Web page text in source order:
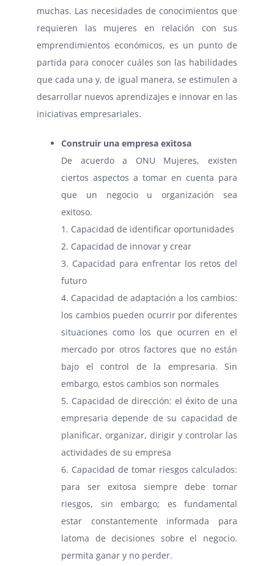
muchas. Las necesidades de conocimientos que
requieren las mujeres en relación con sus
emprendimientos económicos, es un punto de
partida para conocer cuáles son las habilidades
que cada una y, de igual manera, se estimulen a
desarrollar nuevos aprendizajes e innovar en las
iniciativas empresariales.
Construir una empresa exitosa
De acuerdo a ONU Mujeres, existen
ciertos aspectos a tomar en cuenta para
que un negocio u organización sea
exitoso.
1. Capacidad de identificar oportunidades
2. Capacidad de innovar y crear
3. Capacidad para enfrentar los retos del
futuro
4. Capacidad de adaptación a los cambios:
los cambios pueden ocurrir por diferentes
situaciones como los que ocurren en el
mercado por otros factores que no están
bajo el control de la empresaria. Sin
embargo, estos cambios son normales
5. Capacidad de dirección: el éxito de una
empresaria depende de su capacidad de
planificar, organizar, dirigir y controlar las
actividades de su empresa
6. Capacidad de tomar riesgos calculados:
para ser exitosa siempre debe tomar
riesgos, sin embargo; es fundamental
estar constantemente informada para
latoma de decisiones sobre el negocio.
permita ganar y no perder.